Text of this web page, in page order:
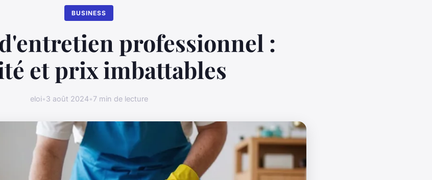
BUSINESS
professionnel :
et prix imbattables
eloi•3 août 2024•7 min de lecture